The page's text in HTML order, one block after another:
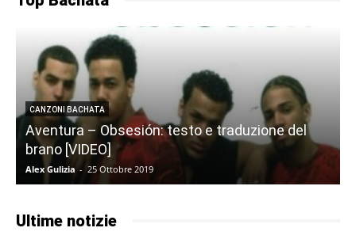
CANZONI BACHATA
Aventura – Obsesión: testo e traduzione del
brano [VIDEO]
Alex Gulizia - 25 Ottobre 2019
Ultime notizie